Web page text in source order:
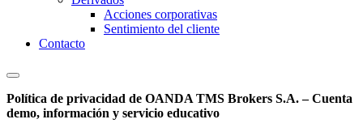
Acciones corporativas
Sentimiento del cliente
Contacto
Política de privacidad de OANDA TMS Brokers S.A. – Cuenta
demo, información y servicio educativo